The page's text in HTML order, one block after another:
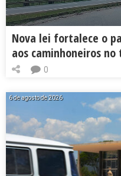
Nova lei fortalece o
aos caminhoneiros
0
6 de agosto de 2026